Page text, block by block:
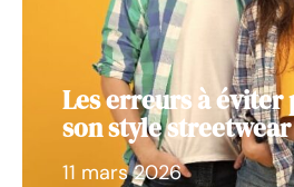
Les erreurs à
son style streetwear
11 mars 2026